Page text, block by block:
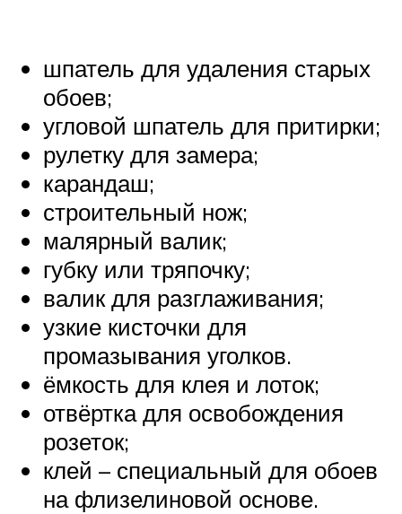
шпатель для удаления старых
обоев;
угловой шпатель для притирки;
рулетку для замера;
карандаш;
строительный нож;
малярный валик;
губку или тряпочку;
валик для разглаживания;
узкие кисточки для
промазывания уголков.
ёмкость для клея и лоток;
отвёртка для освобождения
розеток;
клей – специальный для обоев
на флизелиновой основе.